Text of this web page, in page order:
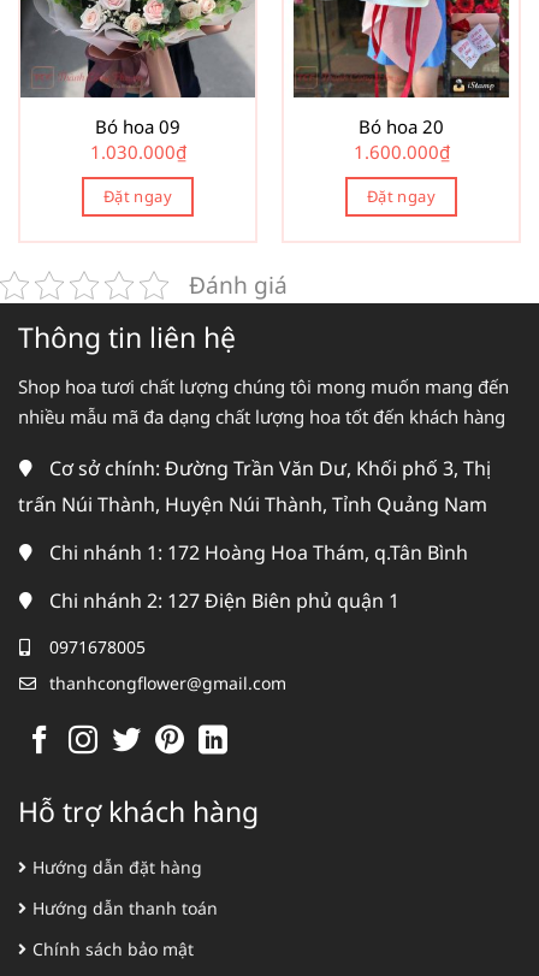
Bó hoa 09
1.030.000₫
Đặt ngay
Bó hoa 20
1.600.000₫
Đặt ngay
Đánh giá
Thông tin liên hệ
Shop hoa tươi chất lượng chúng tôi mong muốn mang đến
nhiều mẫu mã đa dạng chất lượng hoa tốt đến khách hàng
Cơ sở chính: Đường Trần Văn Dư, Khối phố 3, Thị
trấn Núi Thành, Huyện Núi Thành, Tỉnh Quảng Nam
Chi nhánh 1: 172 Hoàng Hoa Thám, q.Tân Bình
Chi nhánh 2: 127 Điện Biên phủ quận 1
0971678005
thanhcongflower@gmail.com
Hỗ trợ khách hàng
Hướng dẫn đặt hàng
Hướng dẫn thanh toán
Chính sách bảo mật